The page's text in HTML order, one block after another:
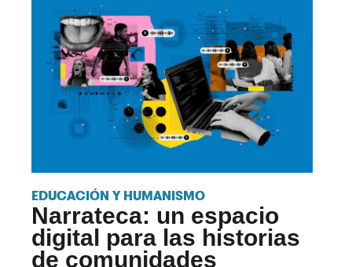
EDUCACIÓN Y HUMANISMO
Narrateca: un espacio
digital para las historias
de comunidades